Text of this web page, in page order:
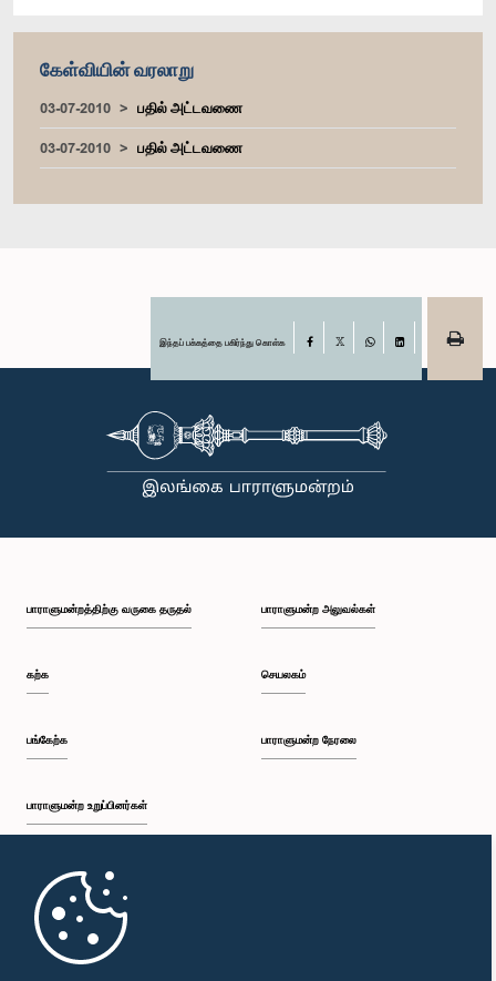
கேள்வியின் வரலாறு
03-07-2010
பதில் அட்டவணை
03-07-2010
பதில் அட்டவணை
இந்தப் பக்கத்தை பகிர்ந்து கொள்க Facebook
பாராளுமன்றத்திற்கு வருகை தருதல்
கற்க
பங்கேற்க
பாராளுமன்ற உறுப்பினர்கள்
முதற்பக்கம்
பாராளுமன்ற அலுவல்கள்
செயலகம்
பாராளுமன்ற நேரலை
பாராளுமன்ற கையடக்க செயலி